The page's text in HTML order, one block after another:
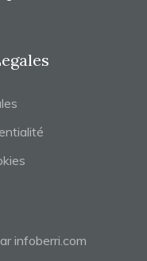
infoberri.com